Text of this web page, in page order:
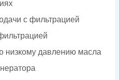
с фильтрацией
низкому давлению масла